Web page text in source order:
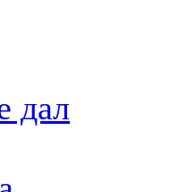
дал